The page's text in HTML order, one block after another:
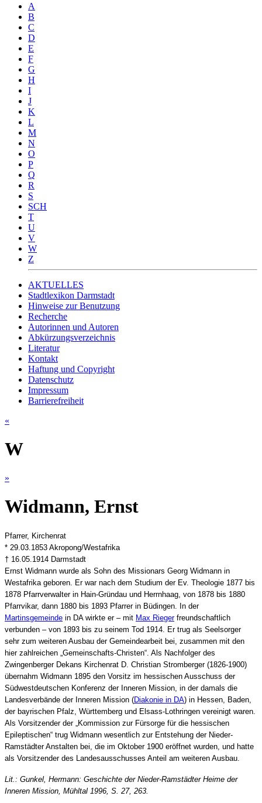
A
B
C
D
E
F
G
H
I
J
K
L
M
N
O
P
Q
R
S
SCH
T
U
V
W
Z
AKTUELLES
Stadtlexikon Darmstadt
Hinweise zur Benutzung
Recherche
Autorinnen und Autoren
Abkürzungsverzeichnis
Literatur
Kontakt
Haftung und Copyright
Datenschutz
Impressum
Barrierefreiheit
«
W
»
Widmann, Ernst
Pfarrer, Kirchenrat
* 29.03.1853 Akropong/Westafrika
† 16.05.1914 Darmstadt
Ernst Widmann wurde als Sohn des Missionars Georg Widmann in
Westafrika geboren. Er war nach dem Studium der Ev. Theologie 1877 bis
1878 Pfarrverwalter in Hain-Gründau und Herrnhaag, von 1878 bis 1880
Pfarrvikar, dann 1880 bis 1893 Pfarrer in Büdingen. In der
Martinsgemeinde in DA wirkte er – mit Max Riegerfreundschaftlich
verbunden – von 1893 bis zu seinem Tod 1914. Er trug als Seelsorger
sehr zum weiteren Ausbau der Gemeindearbeit bei, zusammen mit den
hier zahlreichen „Gemeinschafts-Christen“. Als Nachfolger des
Zwingenberger Dekans Kirchenrat D. Christian Stromberger (1826-1900)
übernahm Widmann 1895 den Vorsitz im hessischen Ausschuss der
Südwestdeutschen Konferenz der Inneren Mission, in der damals die
Landesverbände der Inneren Mission (Diakonie in DA) in Hessen, Baden,
der bayrischen Pfalz, Württemberg und Elsass-Lothringen vereinigt waren.
Als Vorsitzender der „Kommission zur Fürsorge für die hessischen
Epileptischen“ trug Widmann wesentlich zur Entstehung der Nieder-
Ramstädter Anstalten bei, die im Oktober 1900 eröffnet wurden, und hatte
als Vorsitzender des Landesausschusses Anteil am weiteren Ausbau.
Lit.: Gunkel, Hermann: Geschichte der Nieder-Ramstädter Heime der
Inneren Mission, Mühltal 1996, S. 27, 263.